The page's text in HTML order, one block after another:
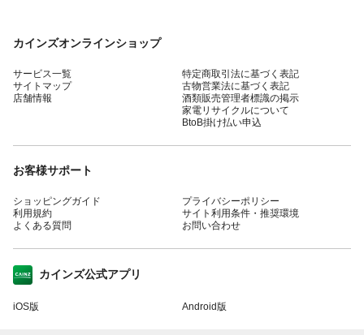
カインズオンラインショップ
サービス一覧
サイトマップ
店舗情報
特定商取引法に基づく表記
古物営業法に基づく表記
酒類販売管理者標識の掲示
家電リサイクルについて
BtoB掛け払い申込
お客様サポート
ショッピングガイド
利用規約
よくある質問
プライバシーポリシー
サイト利用条件・推奨環境
お問い合わせ
カインズ公式アプリ
iOS版 Android版